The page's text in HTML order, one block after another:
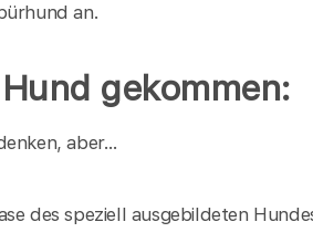
an.
gekommen:
aber…
des speziell ausgebildeten